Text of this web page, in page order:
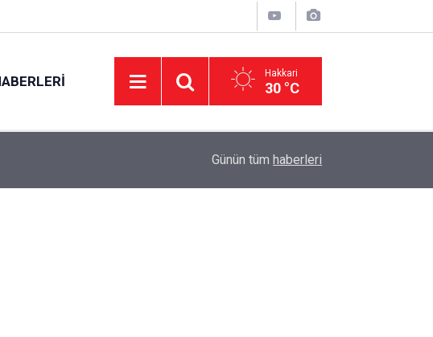
Hakkari
30 °C
Adalet Bakanı Akın Gürlek'ten 'çerçeve yasa'
Günün tüm haberleri